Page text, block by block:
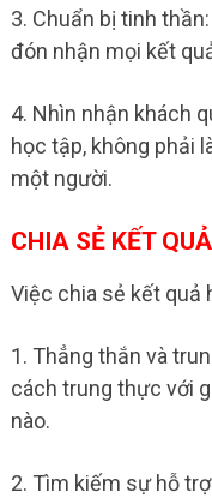
3. Chuẩn bị tinh
đón nhận mọi kết
4. Nhìn nhận khách
học tập, không phải
một người.
CHIA SẺ KẾT
Việc chia sẻ kết quả
1. Thẳng thắn và
cách trung thực với
nào.
2. Tìm kiếm sự hỗ